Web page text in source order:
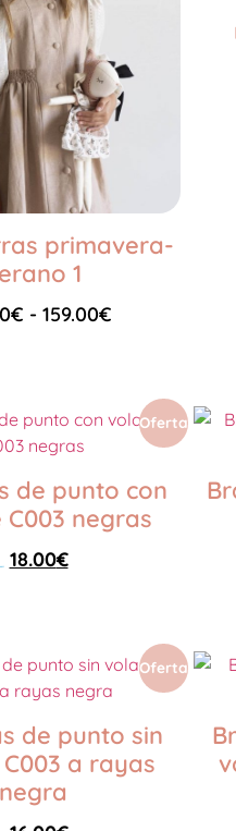
primavera-
1
€ - 159.00€
Oferta
de punto con
negras
18.00€
Oferta
de punto sin
a rayas
negra